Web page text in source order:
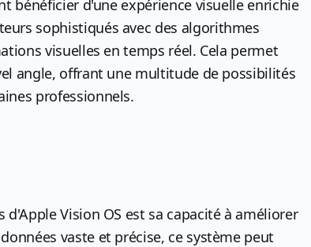
bénéficier d'une expérience visuelle enrichie
sophistiqués avec des algorithmes
visuelles en temps réel. Cela permet
angle, offrant une multitude de possibilités
professionnels.
Vision OS est sa capacité à améliorer
vaste et précise, ce système peut